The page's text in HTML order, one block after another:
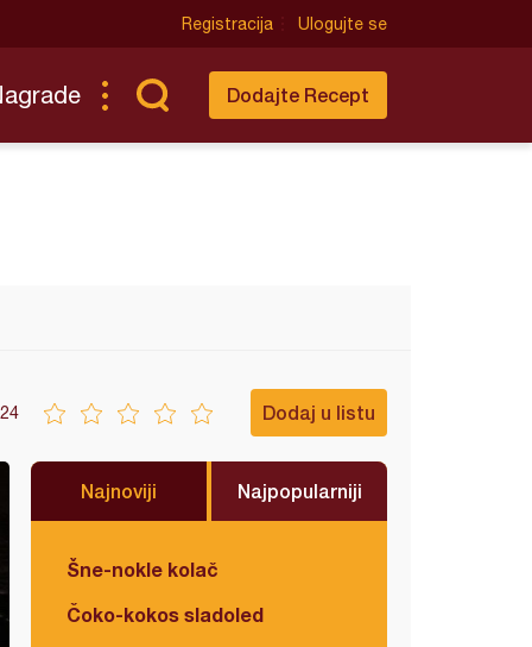
Registracija Ulogujte se
Dodajte Recept
Dodaj u listu
Najnoviji Najpopularniji
Šne-nokle kolač
Čoko-kokos sladoled